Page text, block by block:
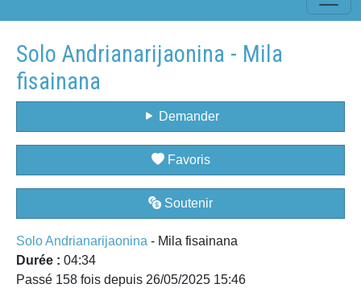
Solo Andrianarijaonina - Mila
fisainana
Demander
Favoris
Soutenir
Solo Andrianarijaonina - Mila fisainana
Durée : 04:34
Passé 158 fois depuis 26/05/2025 15:46